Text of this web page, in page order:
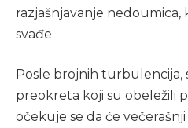
razjašnjavanje
svađe.
Posle brojnih turbulencija,
preokreta koji su obeležili
očekuje se da će